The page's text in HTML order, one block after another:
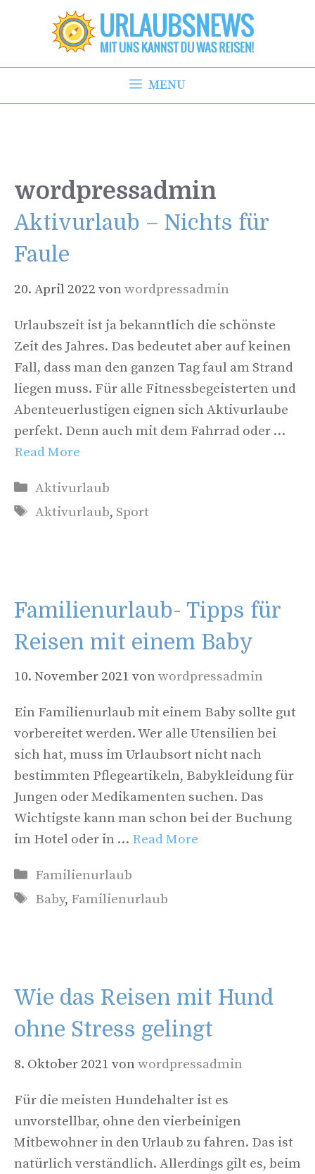
MENU
wordpressadmin
Aktivurlaub – Nichts für
Faule
20. April 2022 von wordpressadmin
Urlaubszeit ist ja bekanntlich die schönste
Zeit des Jahres. Das bedeutet aber auf keinen
Fall, dass man den ganzen Tag faul am Strand
liegen muss. Für alle Fitnessbegeisterten und
Abenteuerlustigen eignen sich Aktivurlaube
perfekt. Denn auch mit dem Fahrrad oder …
Read More
Kategorien
Aktivurlaub
Schlagwörter
Aktivurlaub, Sport
Familienurlaub- Tipps für
Reisen mit einem Baby
10. November 2021 von wordpressadmin
Ein Familienurlaub mit einem Baby sollte gut
vorbereitet werden. Wer alle Utensilien bei
sich hat, muss im Urlaubsort nicht nach
bestimmten Pflegeartikeln, Babykleidung für
Jungen oder Medikamenten suchen. Das
Wichtigste kann man schon bei der Buchung
im Hotel oder in … Read More
Kategorien
Familienurlaub
Schlagwörter
Baby, Familienurlaub
Wie das Reisen mit Hund
ohne Stress gelingt
8. Oktober 2021 von wordpressadmin
Für die meisten Hundehalter ist es
unvorstellbar, ohne den vierbeinigen
Mitbewohner in den Urlaub zu fahren. Das ist
natürlich verständlich. Allerdings gilt es, beim